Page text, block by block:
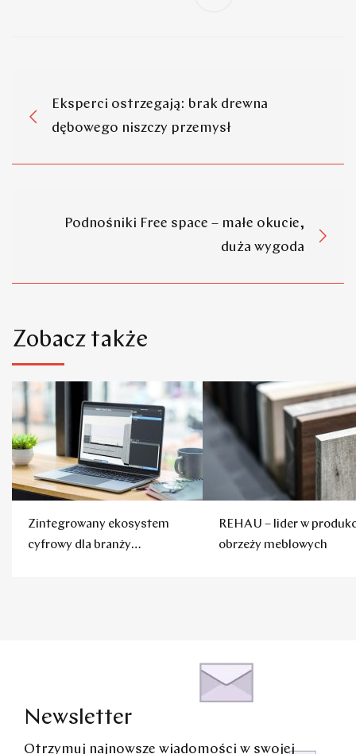
Eksperci ostrzegają: brak drewna
dębowego niszczy przemysł
Podnośniki Free space – małe okucie,
duża wygoda
Zobacz także
Zintegrowany ekosystem
cyfrowy dla branży
REHAU – lider w
obrzeży meblowych
Newsletter
Otrzymuj najnowsze wiadomości w swojej